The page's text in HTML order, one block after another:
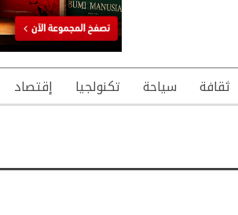
ثقافة سياحة تكنولجيا إقتصاد